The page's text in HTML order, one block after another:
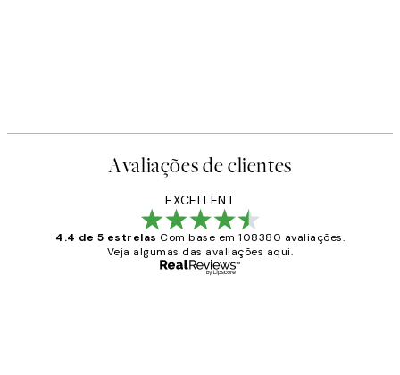
Avaliações de clientes
EXCELLENT
4.4 de 5 estrelas Com base em 108380 avaliações.
Veja algumas das avaliações aqui.